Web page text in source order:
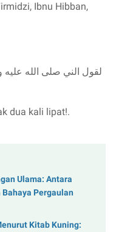
Ibnu Hibban,
لقول الني صلى الله عليه
dua kali lipat!.
Ulama: Antara
Pergaulan
Kitab Kuning: